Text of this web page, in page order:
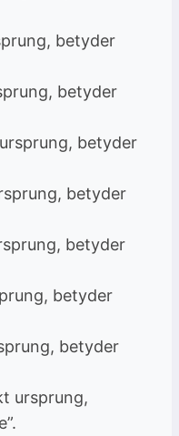
betyder
betyder
betyder
betyder
betyder
betyder
betyder
ursprung,